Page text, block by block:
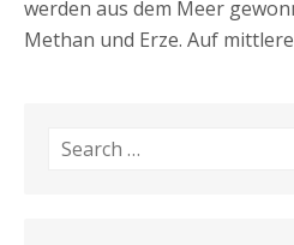
werden aus dem Meer
Methan und Erze. Auf mittlere
Search